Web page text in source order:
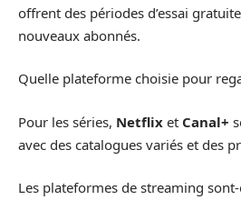
offrent des périodes d’essai
nouveaux abonnés.
Quelle plateforme choisie pour
Pour les séries, Netflix et Canal+
avec des catalogues variés et des
Les plateformes de streaming